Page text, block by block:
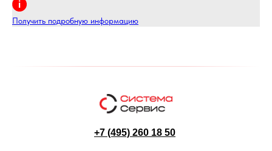
Получить подробную информацию
+7 (495) 260 18 50